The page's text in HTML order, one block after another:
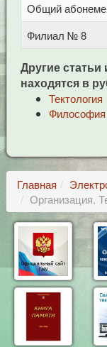
Общий
Филиал № 8
Другие статьи
находятся в
Тектология
Философия
Главная
Организация.